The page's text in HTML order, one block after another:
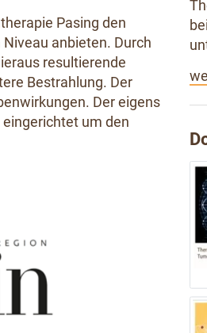
Pasing den
anbieten. Durch
resultierende
Bestrahlung. Der
Der eigens
um den